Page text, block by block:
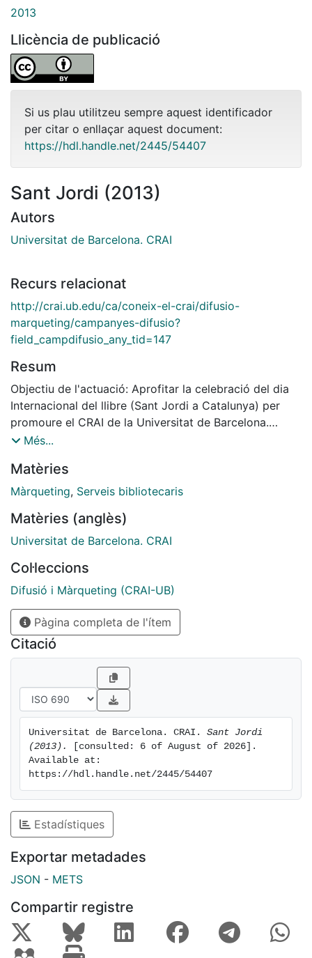
2013
Llicència de publicació
Si us plau utilitzeu sempre aquest identificador
per citar o enllaçar aquest document:
https://hdl.handle.net/2445/54407
Sant Jordi (2013)
Autors
Universitat de Barcelona. CRAI
Recurs relacionat
http://crai.ub.edu/ca/coneix-el-crai/difusio-
marqueting/campanyes-difusio?
field_campdifusio_any_tid=147
Resum
Objectiu de l'actuació: Aprofitar la celebració del dia
Internacional del llibre (Sant Jordi a Catalunya) per
promoure el CRAI de la Universitat de Barcelona.
Descripció del producte: Punt de llibre, amb detall
XVII.
Més...
Matèries
Màrqueting, Serveis bibliotecaris
Matèries (anglès)
Universitat de Barcelona. CRAI
Col·leccions
Difusió i Màrqueting (CRAI-UB)
Pàgina completa de l'ítem
Citació
Universitat de Barcelona. CRAI. Sant Jordi
(2013).
[consulted: 6 of August of 2026].
Available at:
https://hdl.handle.net/2445/54407
Estadístiques
Exportar metadades
JSON - METS
Compartir registre